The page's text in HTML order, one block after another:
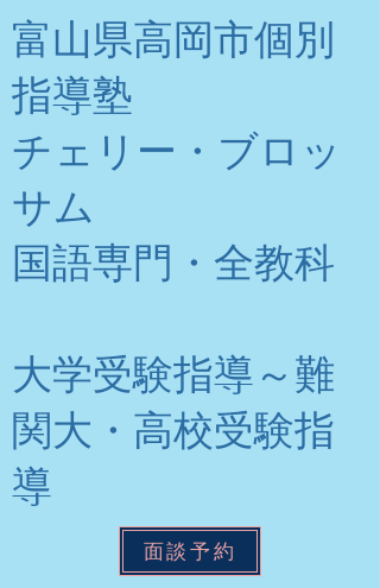
富山県高岡市個別
指導塾
チェリー・ブロッ
サム
​国語専門・全教科
大学受験指導～難
関大・高校受験指
導
面談予約